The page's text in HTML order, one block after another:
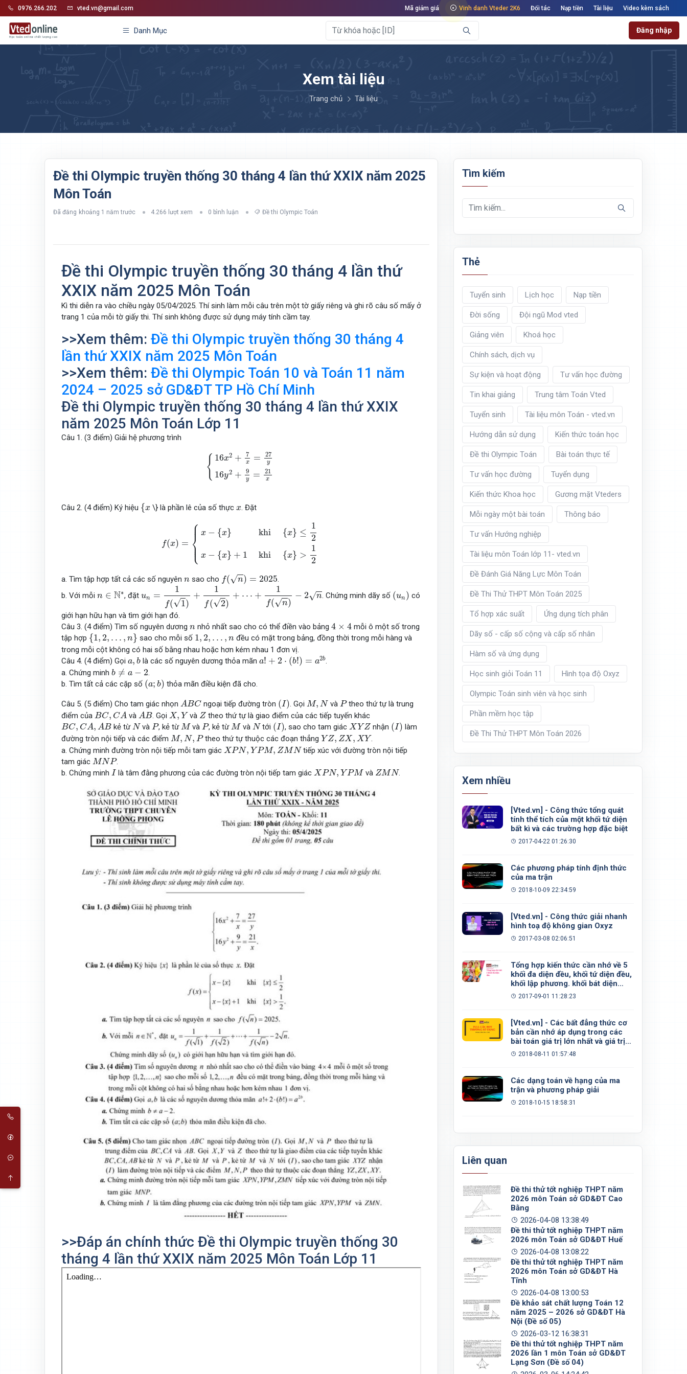
0976.266.202 vted.vn@gmail.com Mã giảm giá Vinh danh Vteder 2K6 Đối tác Nạp tiền Tài liệu Video kèm sách
Danh Mục Đăng nhập
Xem tài liệu
Trang chủ Tài liệu
Đề thi Olympic truyền thống 30 tháng 4 lần thứ XXIX năm 2025
Môn Toán
Đã đăng khoảng 1 năm trước 4.266 lượt xem 0 bình luận Đề thi Olympic Toán
Đề thi Olympic truyền thống 30 tháng 4 lần thứ
XXIX năm 2025 Môn Toán
Kì thi diễn ra vào chiều ngày 05/04/2025. Thí sinh làm mỗi câu trên một tờ giấy riêng và ghi rõ câu số mấy ở
trang 1 của mỗi tờ giấy thi. Thí sinh không được sử dụng máy tính cầm tay.
>>Xem thêm: Đề thi Olympic truyền thống 30 tháng 4
lần thứ XXIX năm 2025 Môn Toán
>>Xem thêm: Đề thi Olympic Toán 10 và Toán 11 năm
2024 – 2025 sở GD&ĐT TP Hồ Chí Minh
Đề thi Olympic truyền thống 30 tháng 4 lần thứ XXIX
năm 2025 Môn Toán Lớp 11
Câu 1. (3 điểm) Giải hệ phương trình
{ 16x2 + 7
x = 27
y
16y2 + 9
y = 21
x
{16 x 2+ = 16
Câu 2. (4 điểm) Ký hiệu {x
{x \} là phần lê của số thực x
x. Đặt
f(x) = ⎧
⎪
⎪
⎨
⎪
⎪
⎩
x − {x} khi {x} ≤
1
2
x − {x} + 1 khi {x} >
1
2
{x 1
a. Tìm tập hợp tất cả các số nguyên n
n sao cho f(√n) = 2025
f(n =2025
.
b. Với mỗi n ∈ N∗
∈N∗, đặt un =
1
f(√1)
+
1
f(√2)
+ ⋯ +
1
f(√n)
− 2√n
u n= 1f(1)+1f (2)+ ⋯+ 1 f( n )−2
. Chứng minh dãy số (un)
(u ) có
giới hạn hữu hạn và tìm giới hạn đó.
Câu 3. (4 điểm) Tìm số nguyên dương n
n nhỏ nhất sao cho có thể điền vào bảng 4 × 4
4 ×4
mỗi ô một số trong
tập hợp {1, 2, … , n}
{1 2,… sao cho mỗi số 1, 2, … , n
1 2,
đều có mặt trong bảng, đồng thời trong mỗi hàng và
trong mỗi cột không có hai số bằng nhau hoặc hơn kém nhau 1 đơn vị.
Câu 4. (4 điểm) Gọi a, b
a blà các số nguyên dương thỏa mãn a! + 2 ⋅ (b!) = a2b
a!+ 2 ⋅(b!)=a
.
a. Chứng minh b ≠ a − 2
b ≠a −2
.
b. Tìm tất cả các cặp số (a; b)
(a;b) thỏa mãn điều kiện đã cho.
Câu 5. (5 điểm) Cho tam giác nhọn ABC
A BC ngoại tiếp đường tròn (I)
(I) . Gọi M, N
M,N và P
Ptheo thứ tự là trung
điểm của BC, CA
BC,CA và AB
AB . Gọi X, Y
X,Y và Z
Z theo thứ tự là giao điểm của các tiếp tuyến khác
BC, CA, AB
BC,CA, A kẻ từN
N vàP
P, kẻ từM
M vàP
P, kẻ từM
M và N
N tới (I)
(I) , sao cho tam giácX Y Z
XYZ nhận (I)
(I)
làm
đường tròn nội tiếp và các điểm M, N, P
M,N,P theo thứ tự thuộc các đoạn thẳng Y Z, ZX , XY
YZ,Z X,XY
.
a. Chứng minh đường tròn nội tiếp mỗi tam giác XPN, YPM, ZMN
XPN,Y PM,ZM N
tiếp xúc với đường tròn nội tiếp
tam giác MNP
MNP .
b. Chứng minh I
I là tâm đằng phương của các đường tròn nội tiếp tam giác XPN, YPM
XPN,Y PM và ZMN
ZMN .
>>Đáp án chính thức Đề thi Olympic truyền thống 30
tháng 4 lần thứ XXIX năm 2025 Môn Toán Lớp 11
Tìm kiếm
Thẻ
Tuyển sinh Lịch học Nạp tiền
Đời sống Đội ngũ Mod vted
Giảng viên Khoá học
Chính sách, dịch vụ
Sự kiện và hoạt động Tư vấn học đường
Tin khai giảng Trung tâm Toán Vted
Tuyển sinh Tài liệu môn Toán - vted.vn
Hướng dẫn sử dụng Kiến thức toán học
Đề thi Olympic Toán Bài toán thực tế
Tư vấn học đường Tuyển dụng
Kiến thức Khoa học Gương mặt Vteders
Mỗi ngày một bài toán Thông báo
Tư vấn Hướng nghiệp
Tài liệu môn Toán lớp 11- vted.vn
Đề Đánh Giá Năng Lực Môn Toán
Đề Thi Thử THPT Môn Toán 2025
Tổ hợp xác suất Ứng dụng tích phân
Dãy số - cấp số cộng và cấp số nhân
Hàm số và ứng dụng
Học sinh giỏi Toán 11 Hình tọa độ Oxyz
Olympic Toán sinh viên và học sinh
Phần mềm học tập
Đề Thi Thử THPT Môn Toán 2026
Xem nhiều
[Vted.vn] - Công thức tổng quát
tính thể tích của một khối tứ diện
bất kì và các trường hợp đặc biệt
2017-04-22 01:26:30
Các phương pháp tính định thức
của ma trận
2018-10-09 22:34:59
[Vted.vn] - Công thức giải nhanh
hình toạ độ không gian Oxyz
2017-03-08 02:06:51
Tổng hợp kiến thức cần nhớ về 5
khối đa diện đều, khối tứ diện đều,
khối lập phương. khối bát diện
đều, khối 12 mặt đều, khối 20 mặt
2017-09-01 11:28:23
[Vted.vn] - Các bất đẳng thức cơ
bản cần nhớ áp dụng trong các
bài toán giá trị lớn nhất và giá trị
nhỏ nhất
2018-08-11 01:57:48
Các dạng toán về hạng của ma
trận và phương pháp giải
2018-10-15 18:58:31
Liên quan
Đề thi thử tốt nghiệp THPT năm
2026 môn Toán sở GD&ĐT Cao
Bằng
2026-04-08 13:38:49
Đề thi thử tốt nghiệp THPT năm
2026 môn Toán sở GD&ĐT Huế
2026-04-08 13:08:22
Đề thi thử tốt nghiệp THPT năm
2026 môn Toán sở GD&ĐT Hà
Tĩnh
2026-04-08 13:00:53
Đề khảo sát chất lượng Toán 12
năm 2025 – 2026 sở GD&ĐT Hà
Nội (Đề số 05)
2026-03-12 16:38:31
Đề thi thử tốt nghiệp THPT năm
2026 lần 1 môn Toán sở GD&ĐT
Lạng Sơn (Đề số 04)